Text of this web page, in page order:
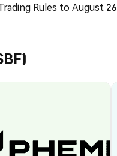
Rules to August 26